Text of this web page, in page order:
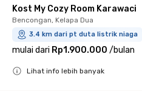
Kost My Cozy Room Karawaci
Bencongan, Kelapa Dua
3.4 km dari pt duta listrik niaga
mulai dari Rp1.900.000 /bulan
Lihat info lebih banyak